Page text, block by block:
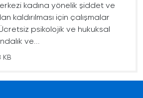
kadına yönelik şiddet ve
kaldırılması için çalışmalar
psikolojik ve hukuksal
ve...